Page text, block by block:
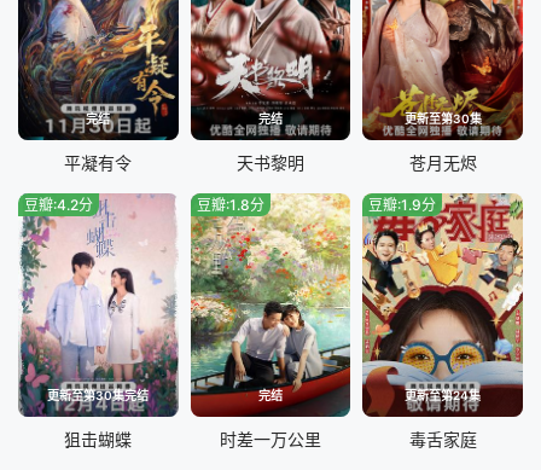
完结
平凝有令
完结
天书黎明
更新至第30集
苍月无烬
更新至第30集完结
豆瓣:4.2分
狙击蝴蝶
完结
豆瓣:1.8分
时差一万公里
更新至第24集
豆瓣:1.9分
毒舌家庭